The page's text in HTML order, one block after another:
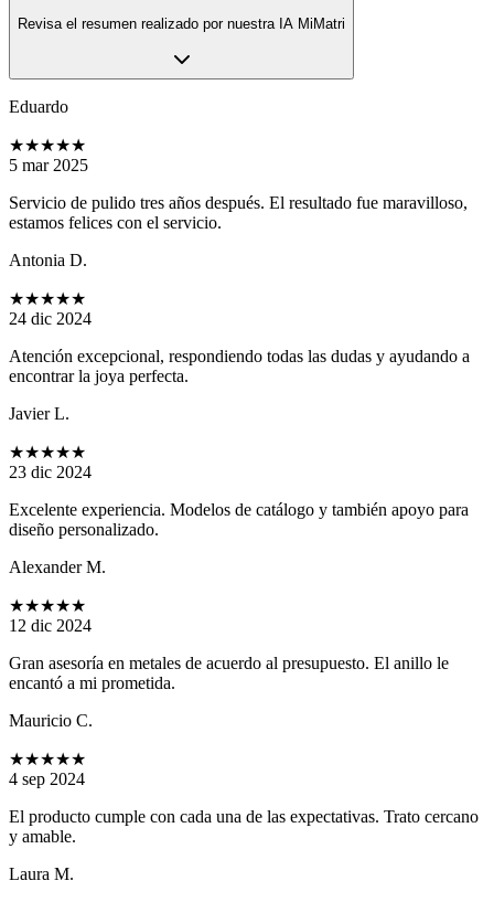
Revisa el resumen realizado por nuestra IA MiMatri
Eduardo
★★★★★
5 mar 2025
Servicio de pulido tres años después. El resultado fue maravilloso,
estamos felices con el servicio.
Antonia D.
★★★★★
24 dic 2024
Atención excepcional, respondiendo todas las dudas y ayudando a
encontrar la joya perfecta.
Javier L.
★★★★★
23 dic 2024
Excelente experiencia. Modelos de catálogo y también apoyo para
diseño personalizado.
Alexander M.
★★★★★
12 dic 2024
Gran asesoría en metales de acuerdo al presupuesto. El anillo le
encantó a mi prometida.
Mauricio C.
★★★★★
4 sep 2024
El producto cumple con cada una de las expectativas. Trato cercano
y amable.
Laura M.